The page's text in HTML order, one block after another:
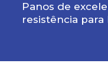
Panos de
resistência para